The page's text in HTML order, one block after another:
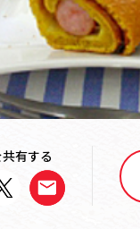
有する